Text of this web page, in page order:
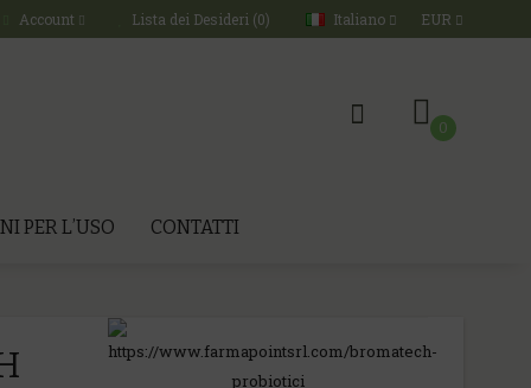
EUR
Italiano
Account Lista dei Desideri (0)
0
PER L’USO CONTATTI